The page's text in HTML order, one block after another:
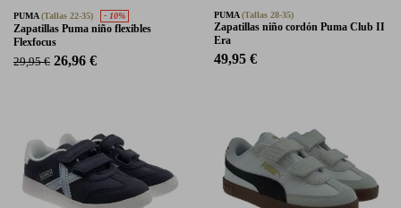
PUMA(Tallas 22-35) - 10%
Zapatillas Puma niño flexibles
Flexfocus
29,95 € 26,96 €
PUMA(Tallas 28-35)
Zapatillas niño cordón Puma Club II
Era
49,95 €